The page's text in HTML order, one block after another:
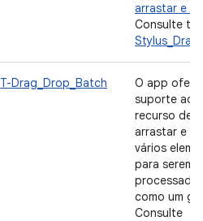
arrastar e
Consulte
T-Drag_Drop_Batch
O app
suporte ao
recurso de
arrastar e
vários
para serem
como um
Consulte